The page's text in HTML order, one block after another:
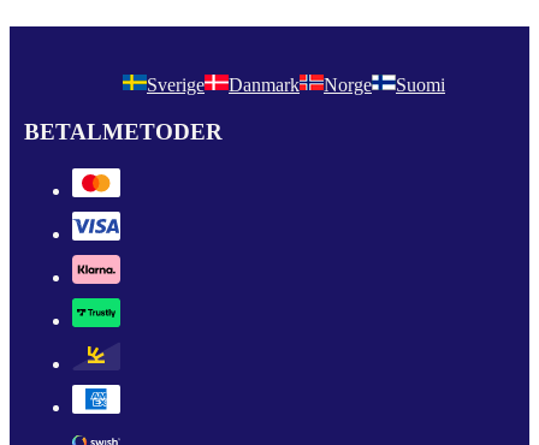
Sverige Danmark Norge Suomi
BETALMETODER